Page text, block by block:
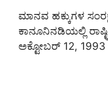
ಮಾನವ ಹಕ್ಕುಗಳ
ಕಾನೂನಿನಡಿಯಲ್ಲಿ
ಅಕ್ಟೋಬರ್ 12, 1993